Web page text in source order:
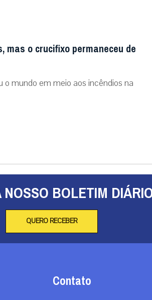
mas o crucifixo permaneceu de
mundo em meio aos incêndios na
BOLETIM
QUERO RECEBER
Contato